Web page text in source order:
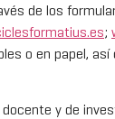
de los
;
o en papel,
y de